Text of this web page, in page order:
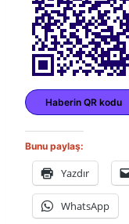
Haberin QR kodu
Bunu paylaş:
Yazdır
WhatsApp